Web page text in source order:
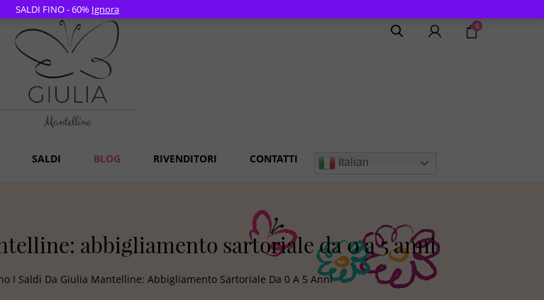
0
SALDI BLOG RIVENDITORI CONTATTI Italian
abbigliamento sartoriale da 0 a 5 anni
I Saldi Da Giulia Mantelline: Abbigliamento Sartoriale Da 0 A 5 Anni
SALDI FINO - 60% Ignora